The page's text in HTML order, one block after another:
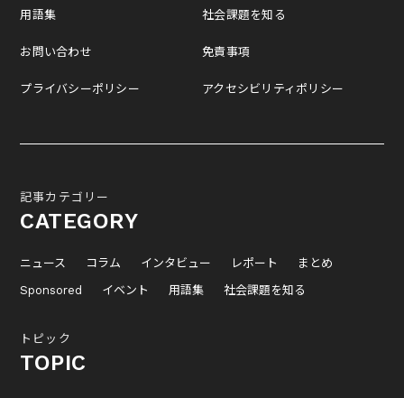
用語集
お問い合わせ
プライバシーポリシー
社会課題を知る
免責事項
アクセシビリティポリシー
記事カテゴリー
CATEGORY
ニュース コラム インタビュー レポート
まとめ
Sponsored
イベント 用語集 社会課題を知る
トピック
TOPIC